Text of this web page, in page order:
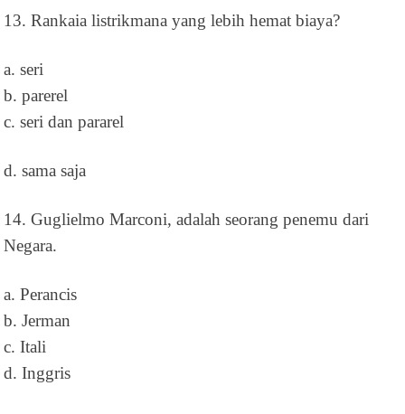
13. Rankaia listrikmana yang lebih hemat biaya?
a. seri
b. parerel
c. seri dan pararel
d. sama saja
14. Guglielmo Marconi, adalah seorang penemu dari
Negara.
a. Perancis
b. Jerman
c. Itali
d. Inggris